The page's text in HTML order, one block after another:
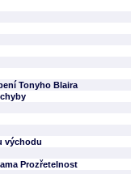
Tonyho Blaira
východu
Prozřetelnost